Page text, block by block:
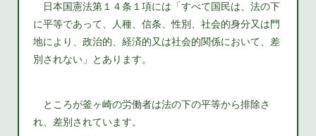
日本国憲法第１４条１項には「すべて国民は、法の下
に平等であって、人種、信条、性別、社会的身分又は門
地により、政治的、経済的又は社会的関係において、差
別されない」とあります。
ところが釜ヶ崎の労働者は法の下の平等から排除さ
れ、差別されています。